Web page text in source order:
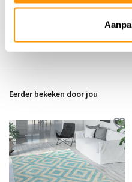
Er zijn nog geen reviews geschreven
Eerder bekeken door jou